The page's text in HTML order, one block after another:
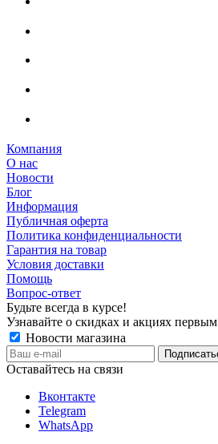
Компания
О нас
Новости
Блог
Информация
Публичная оферта
Политика конфиденциальности
Гарантия на товар
Условия доставки
Помощь
Вопрос-ответ
Будьте всегда в курсе!
Узнавайте о скидках и акциях первым
Новости магазина
Оставайтесь на связи
Вконтакте
Telegram
WhatsApp